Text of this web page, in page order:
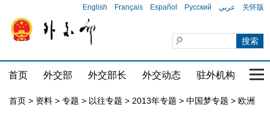
English Français Español Русский عربي 关怀版
首页 外交部 外交部长 外交动态 驻外机构 国
首页 > 资料 > 专题 > 以往专题 > 2013年专题 > 中国梦专题 > 欧洲